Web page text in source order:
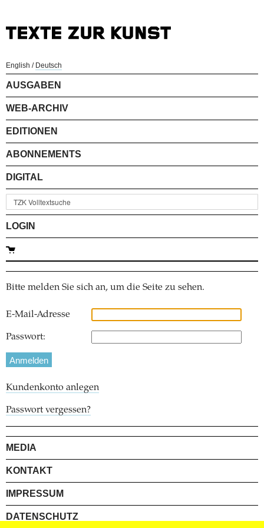
English / Deutsch
AUSGABEN
WEB-ARCHIV
EDITIONEN
ABONNEMENTS
DIGITAL
LOGIN
Bitte melden Sie sich an, um die Seite zu sehen.
E-Mail-Adresse
Passwort:
Kundenkonto anlegen
Passwort vergessen?
MEDIA
KONTAKT
IMPRESSUM
DATENSCHUTZ